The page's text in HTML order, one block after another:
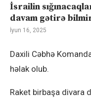
İsrailin
davam gətirə
İyun 16, 2025
Daxili Cəbhə
həlak olub.
Raket birbaşa divara